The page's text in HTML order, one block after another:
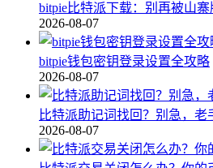
bitpie比特派下载：别再被山
2026-08-07
bitpie钱包密钥登录设置全攻略
2026-08-07
比特派助记词找回？别急，老
2026-08-07